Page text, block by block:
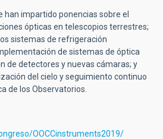
han impartido ponencias sobre el
ópticas en telescopios terrestres;
sistemas de refrigeración
de sistemas de óptica
de detectores y nuevas cámaras; y
del cielo y seguimiento continuo
de los Observatorios.
OOCCinstruments2019/